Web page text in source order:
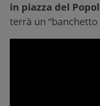
in piazza del
terrà un